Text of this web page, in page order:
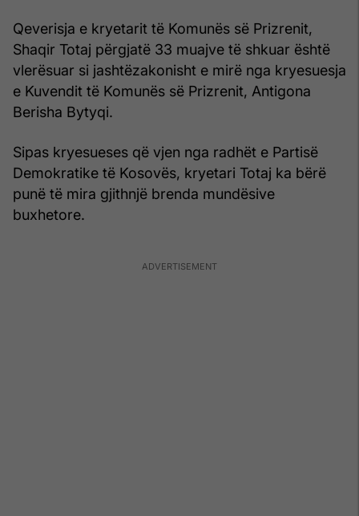
Qeverisja e kryetarit të Komunës së Prizrenit,
Shaqir Totaj përgjatë 33 muajve të shkuar është
vlerësuar si jashtëzakonisht e mirë nga kryesuesja
e Kuvendit të Komunës së Prizrenit, Antigona
Berisha Bytyqi.
Sipas kryesueses që vjen nga radhët e Partisë
Demokratike të Kosovës, kryetari Totaj ka bërë
punë të mira gjithnjë brenda mundësive
buxhetore.